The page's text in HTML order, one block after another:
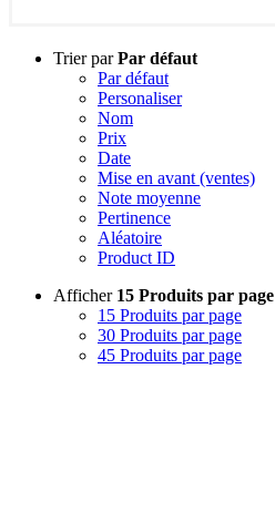
Trier parPar défaut
Par défaut
Personaliser
Nom
Prix
Date
Mise en avant (ventes)
Note moyenne
Pertinence
Aléatoire
Product ID
Afficher 15 Produits par page
15 Produits par page
30 Produits par page
45 Produits par page